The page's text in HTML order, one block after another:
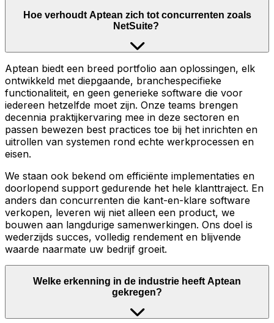
Hoe verhoudt Aptean zich tot concurrenten zoals
NetSuite?
Aptean biedt een breed portfolio aan oplossingen, elk
ontwikkeld met diepgaande, branchespecifieke
functionaliteit, en geen generieke software die voor
iedereen hetzelfde moet zijn. Onze teams brengen
decennia praktijkervaring mee in deze sectoren en
passen bewezen best practices toe bij het inrichten en
uitrollen van systemen rond echte werkprocessen en
eisen.
We staan ook bekend om efficiënte implementaties en
doorlopend support gedurende het hele klanttraject. En
anders dan concurrenten die kant-en-klare software
verkopen, leveren wij niet alleen een product, we
bouwen aan langdurige samenwerkingen. Ons doel is
wederzijds succes, volledig rendement en blijvende
waarde naarmate uw bedrijf groeit.
Welke erkenning in de industrie heeft Aptean
gekregen?